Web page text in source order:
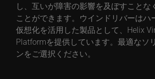
し、互いが障害の影響を及ぼすことな
ことができます。ウインドリバーはハ
仮想化を活用した製品として、 Helix
Platformを提供しています。最適なソ
ンをご選択ください。